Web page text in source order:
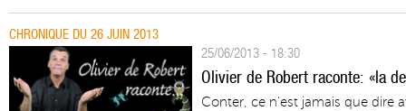
CHRONIQUE DU 26 JUIN 2013
25/06/2013 - 18:30
Olivier de Robert raconte: «la
Conter, ce n'est jamais que dire